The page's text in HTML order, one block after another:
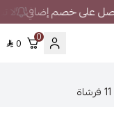
لا
0
0